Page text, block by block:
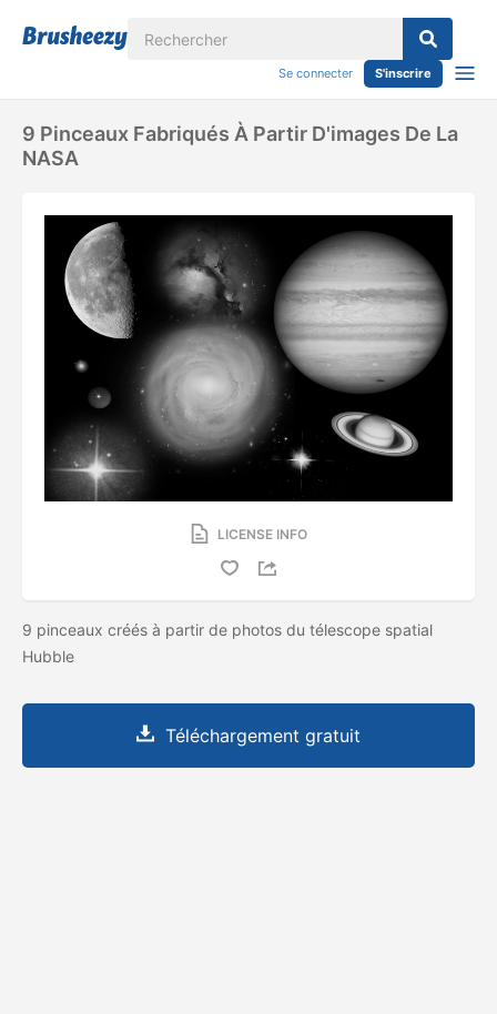
Se connecter S'inscrire
9 Pinceaux Fabriqués À Partir D'images De La
NASA
LICENSE INFO
9 pinceaux créés à partir de photos du télescope spatial
Hubble
Téléchargement gratuit